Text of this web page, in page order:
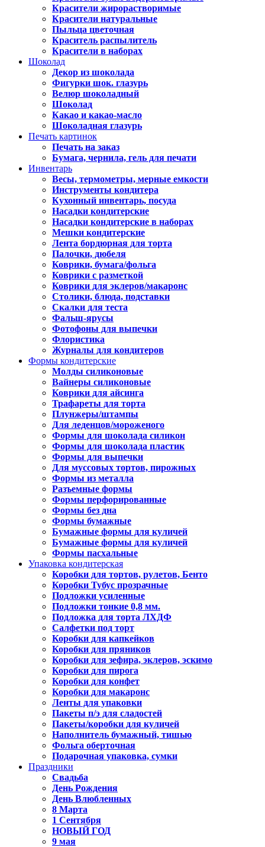
Красители жирорастворимые
Красители натуральные
Пыльца цветочная
Краситель распылитель
Красители в наборах
Шоколад
Декор из шоколада
Фигурки шок. глазурь
Велюр шоколадный
Шоколад
Какао и какао-масло
Шоколадная глазурь
Печать картинок
Печать на заказ
Бумага, чернила, гель для печати
Инвентарь
Весы, термометры, мерные емкости
Инструменты кондитера
Кухонный инвентарь, посуда
Насадки кондитерские
Насадки кондитерские в наборах
Мешки кондитерские
Лента бордюрная для торта
Палочки, дюбеля
Коврики, бумага/фольга
Коврики с разметкой
Коврики для эклеров/макаронс
Столики, блюда, подставки
Скалки для теста
Фальш-ярусы
Фотофоны для выпечки
Флористика
Журналы для кондитеров
Формы кондитерские
Молды силиконовые
Вайнеры силиконовые
Коврики для айсинга
Трафареты для торта
Плунжеры/штампы
Для леденцов/мороженого
Формы для шоколада силикон
Формы для шоколада пластик
Формы для выпечки
Для муссовых тортов, пирожных
Формы из металла
Разъемные формы
Формы перфорированные
Формы без дна
Формы бумажные
Бумажные формы для куличей
Бумажные формы для куличей
Формы пасхальные
Упаковка кондитерская
Коробки для тортов, рулетов, Бенто
Коробки Тубус прозрачные
Подложки усиленные
Подложки тонкие 0,8 мм.
Подложка для торта ЛХДФ
Салфетки под торт
Коробки для капкейков
Коробки для пряников
Коробки для зефира, эклеров, эскимо
Коробки для пирога
Коробки для конфет
Коробки для макаронс
Ленты для упаковки
Пакеты п/э для сладостей
Пакеты/коробки для куличей
Наполнитель бумажный, тишью
Фольга оберточная
Подарочная упаковка, сумки
Праздники
Свадьба
День Рождения
День Влюбленных
8 Марта
1 Сентября
НОВЫЙ ГОД
9 мая